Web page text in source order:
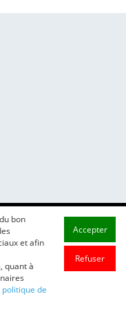
bon
et afin
quant à
de
Accepter
Refuser